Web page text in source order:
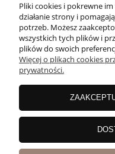
Opinie o
Pliki cookies i pokrewne
działanie strony i
potrzeb. Możesz
wszystkich tych plików i
plików do swoich
Więcej o plikach cookies
prywatności.